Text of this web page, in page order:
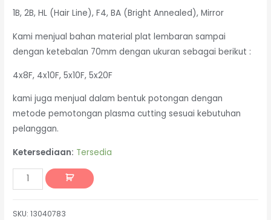
1B, 2B, HL (Hair Line), F4, BA (Bright Annealed), Mirror
Kami menjual bahan material plat lembaran sampai
dengan ketebalan 70mm dengan ukuran sebagai berikut :
4x8F, 4x10F, 5x10F, 5x20F
kami juga menjual dalam bentuk potongan dengan
metode pemotongan plasma cutting sesuai kebutuhan
pelanggan.
Ketersediaan: Tersedia
SKU:13040783